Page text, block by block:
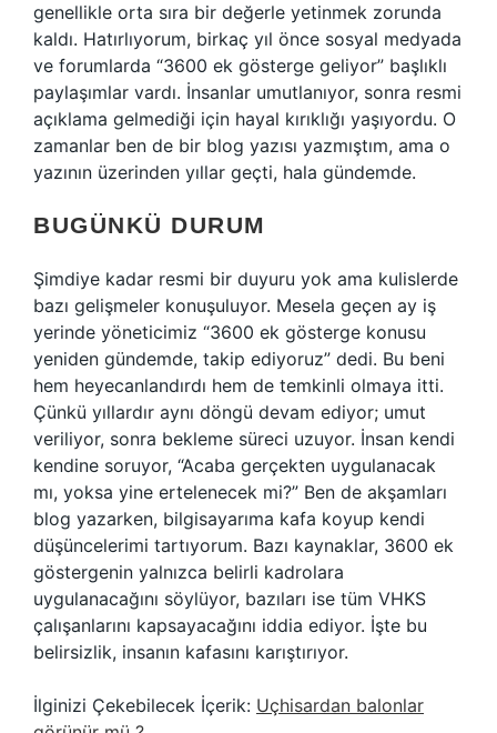
genellikle orta sıra bir değerle yetinmek zorunda
kaldı. Hatırlıyorum, birkaç yıl önce sosyal medyada
ve forumlarda “3600 ek gösterge geliyor” başlıklı
paylaşımlar vardı. İnsanlar umutlanıyor, sonra resmi
açıklama gelmediği için hayal kırıklığı yaşıyordu. O
zamanlar ben de bir blog yazısı yazmıştım, ama o
yazının üzerinden yıllar geçti, hala gündemde.
BUGÜNKÜ DURUM
Şimdiye kadar resmi bir duyuru yok ama kulislerde
bazı gelişmeler konuşuluyor. Mesela geçen ay iş
yerinde yöneticimiz “3600 ek gösterge konusu
yeniden gündemde, takip ediyoruz” dedi. Bu beni
hem heyecanlandırdı hem de temkinli olmaya itti.
Çünkü yıllardır aynı döngü devam ediyor; umut
veriliyor, sonra bekleme süreci uzuyor. İnsan kendi
kendine soruyor, “Acaba gerçekten uygulanacak
mı, yoksa yine ertelenecek mi?” Ben de akşamları
blog yazarken, bilgisayarıma kafa koyup kendi
düşüncelerimi tartıyorum. Bazı kaynaklar, 3600 ek
göstergenin yalnızca belirli kadrolara
uygulanacağını söylüyor, bazıları ise tüm VHKS
çalışanlarını kapsayacağını iddia ediyor. İşte bu
belirsizlik, insanın kafasını karıştırıyor.
İlginizi Çekebilecek İçerik: Uçhisardan balonlar